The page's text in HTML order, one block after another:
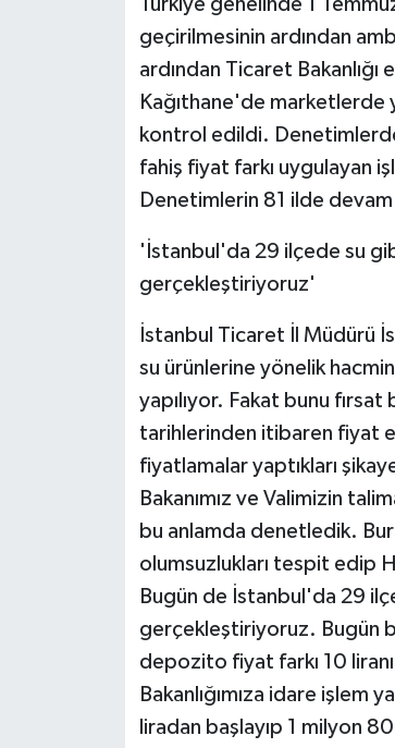
Türkiye genelinde 1
geçirilmesinin ardından
ardından Ticaret
Kağıthane'de marketlerde
kontrol edildi.
fahiş fiyat farkı uygulayan
Denetimlerin 81 ilde
'İstanbul'da 29 ilçede su
gerçekleştiriyoruz'
İstanbul Ticaret İl Müdürü
su ürünlerine yönelik
yapılıyor. Fakat bunu
tarihlerinden itibaren fiyat
fiyatlamalar yaptıkları
Bakanımız ve Valimizin
bu anlamda denetledik.
olumsuzlukları tespit edip
Bugün de İstanbul'da 29
gerçekleştiriyoruz. Bugün
depozito fiyat farkı 10
Bakanlığımıza idare
liradan başlayıp 1 milyon